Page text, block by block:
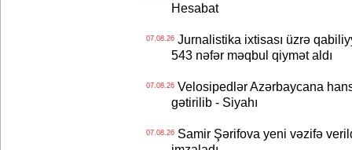
Hesabat
07.08.26Jurnalistika ixtisası üzrə
543 nəfər məqbul qiymət aldı
07.08.26Velosipedlər Azərbaycana
gətirilib - Siyahı
07.08.26Samir Şərifova yeni vəzifə